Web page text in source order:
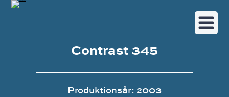
Contrast 345
Produktionsår: 2003